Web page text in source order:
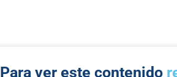
Para ver este contenido